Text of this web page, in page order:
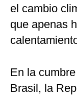
el cambio
que apenas
En la
Brasil, la